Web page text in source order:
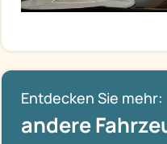
Entdecken Sie mehr:
andere